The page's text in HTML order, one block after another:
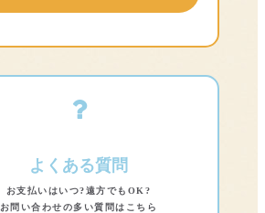
よくある質問
お支払いはいつ?遠方でもOK?
お問い合わせの多い質問はこちら